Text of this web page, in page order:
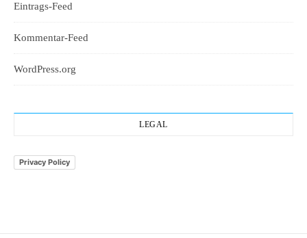
Eintrags-Feed
Kommentar-Feed
WordPress.org
LEGAL
Privacy Policy